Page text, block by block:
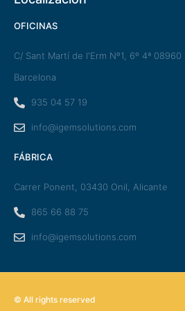
OFICINAS
C/ Sant Martí de l'Erm Nº1, 6º 4ª
Barcelona
935 04 57 19
info@igemsolutions.com
FÁBRICA
Carrer Ponent, 03430 Onil, Alicante
865 66 88 75
info@igemsolutions.com
© All rights reserved